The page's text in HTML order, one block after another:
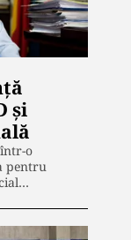
și
o
pentru